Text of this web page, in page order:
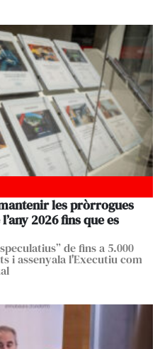
les pròrrogues
2026 fins que es
de fins a 5.000
i assenyala l'Executiu com